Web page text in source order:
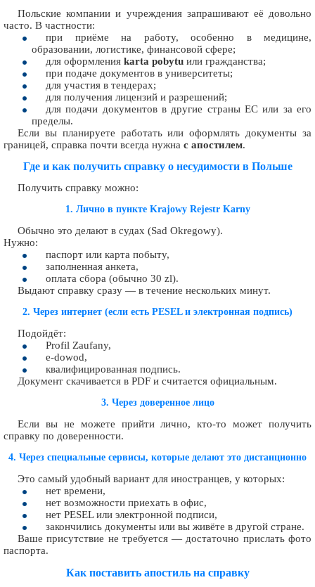
Польские компании и учреждения запрашивают её довольно
часто. В частности:
при приёме на работу, особенно в медицине,
образовании, логистике, финансовой сфере;
для оформления karta pobytu или гражданства;
при подаче документов в университеты;
для участия в тендерах;
для получения лицензий и разрешений;
для подачи документов в другие страны ЕС или за его
пределы.
Если вы планируете работать или оформлять документы за
границей, справка почти всегда нужна с апостилем.
Где и как получить справку о несудимости в Польше
Получить справку можно:
1. Лично в пункте Krajowy Rejestr Karny
Обычно это делают в судах (Sad Okregowy).
Нужно:
паспорт или карта побыту,
заполненная анкета,
оплата сбора (обычно 30 zl).
Выдают справку сразу — в течение нескольких минут.
2. Через интернет (если есть PESEL и электронная подпись)
Подойдёт:
Profil Zaufany,
e-dowod,
квалифицированная подпись.
Документ скачивается в PDF и считается официальным.
3. Через доверенное лицо
Если вы не можете прийти лично, кто-то может получить
справку по доверенности.
4. Через специальные сервисы, которые делают это дистанционно
Это самый удобный вариант для иностранцев, у которых:
нет времени,
нет возможности приехать в офис,
нет PESEL или электронной подписи,
закончились документы или вы живёте в другой стране.
Ваше присутствие не требуется — достаточно прислать фото
паспорта.
Как поставить апостиль на справку